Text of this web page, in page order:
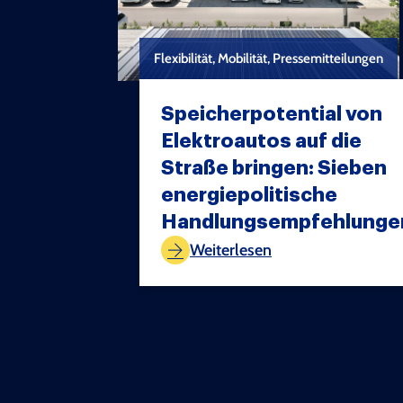
Flexibilität, Mobilität, Pressemitteilungen
Speicherpotential von
Elektroautos auf die
Straße bringen: Sieben
energiepolitische
Weiterlesen
TEST COPYRIGHT